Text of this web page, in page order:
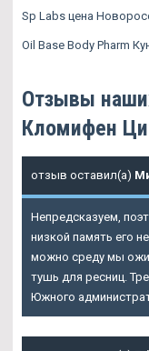
Sp Labs цена
Oil Base Body Pharm
Отзывы
Кломифен
отзыв оставил(а)
Непредсказуем,
низкой память его
можно среду мы
тушь для ресниц.
Южного